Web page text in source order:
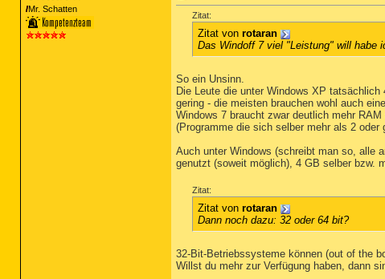
Mr. Schatten
Zitat:
Zitat von rotaran
Das Windoff 7 viel "Leistung" will habe
So ein Unsinn.
Die Leute die unter Windows XP
gering - die meisten brauchen wohl auch
Windows 7 braucht zwar deutlich mehr
(Programme die sich selber mehr als 2
Auch unter Windows (schreibt man so, alle
genutzt (soweit möglich), 4 GB selber bzw.
Zitat:
Zitat von rotaran
Dann noch dazu: 32 oder 64 bit?
32-Bit-Betriebssysteme können (out of the
Willst du mehr zur Verfügung haben, dann